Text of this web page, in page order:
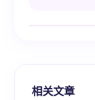
相关文章